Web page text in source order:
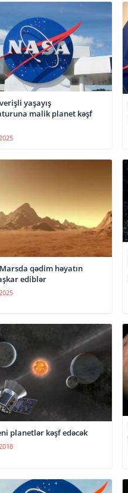
yaşayış
malik planet kəşf
qədim həyatın
ediblər
planetlər kəşf edəcək